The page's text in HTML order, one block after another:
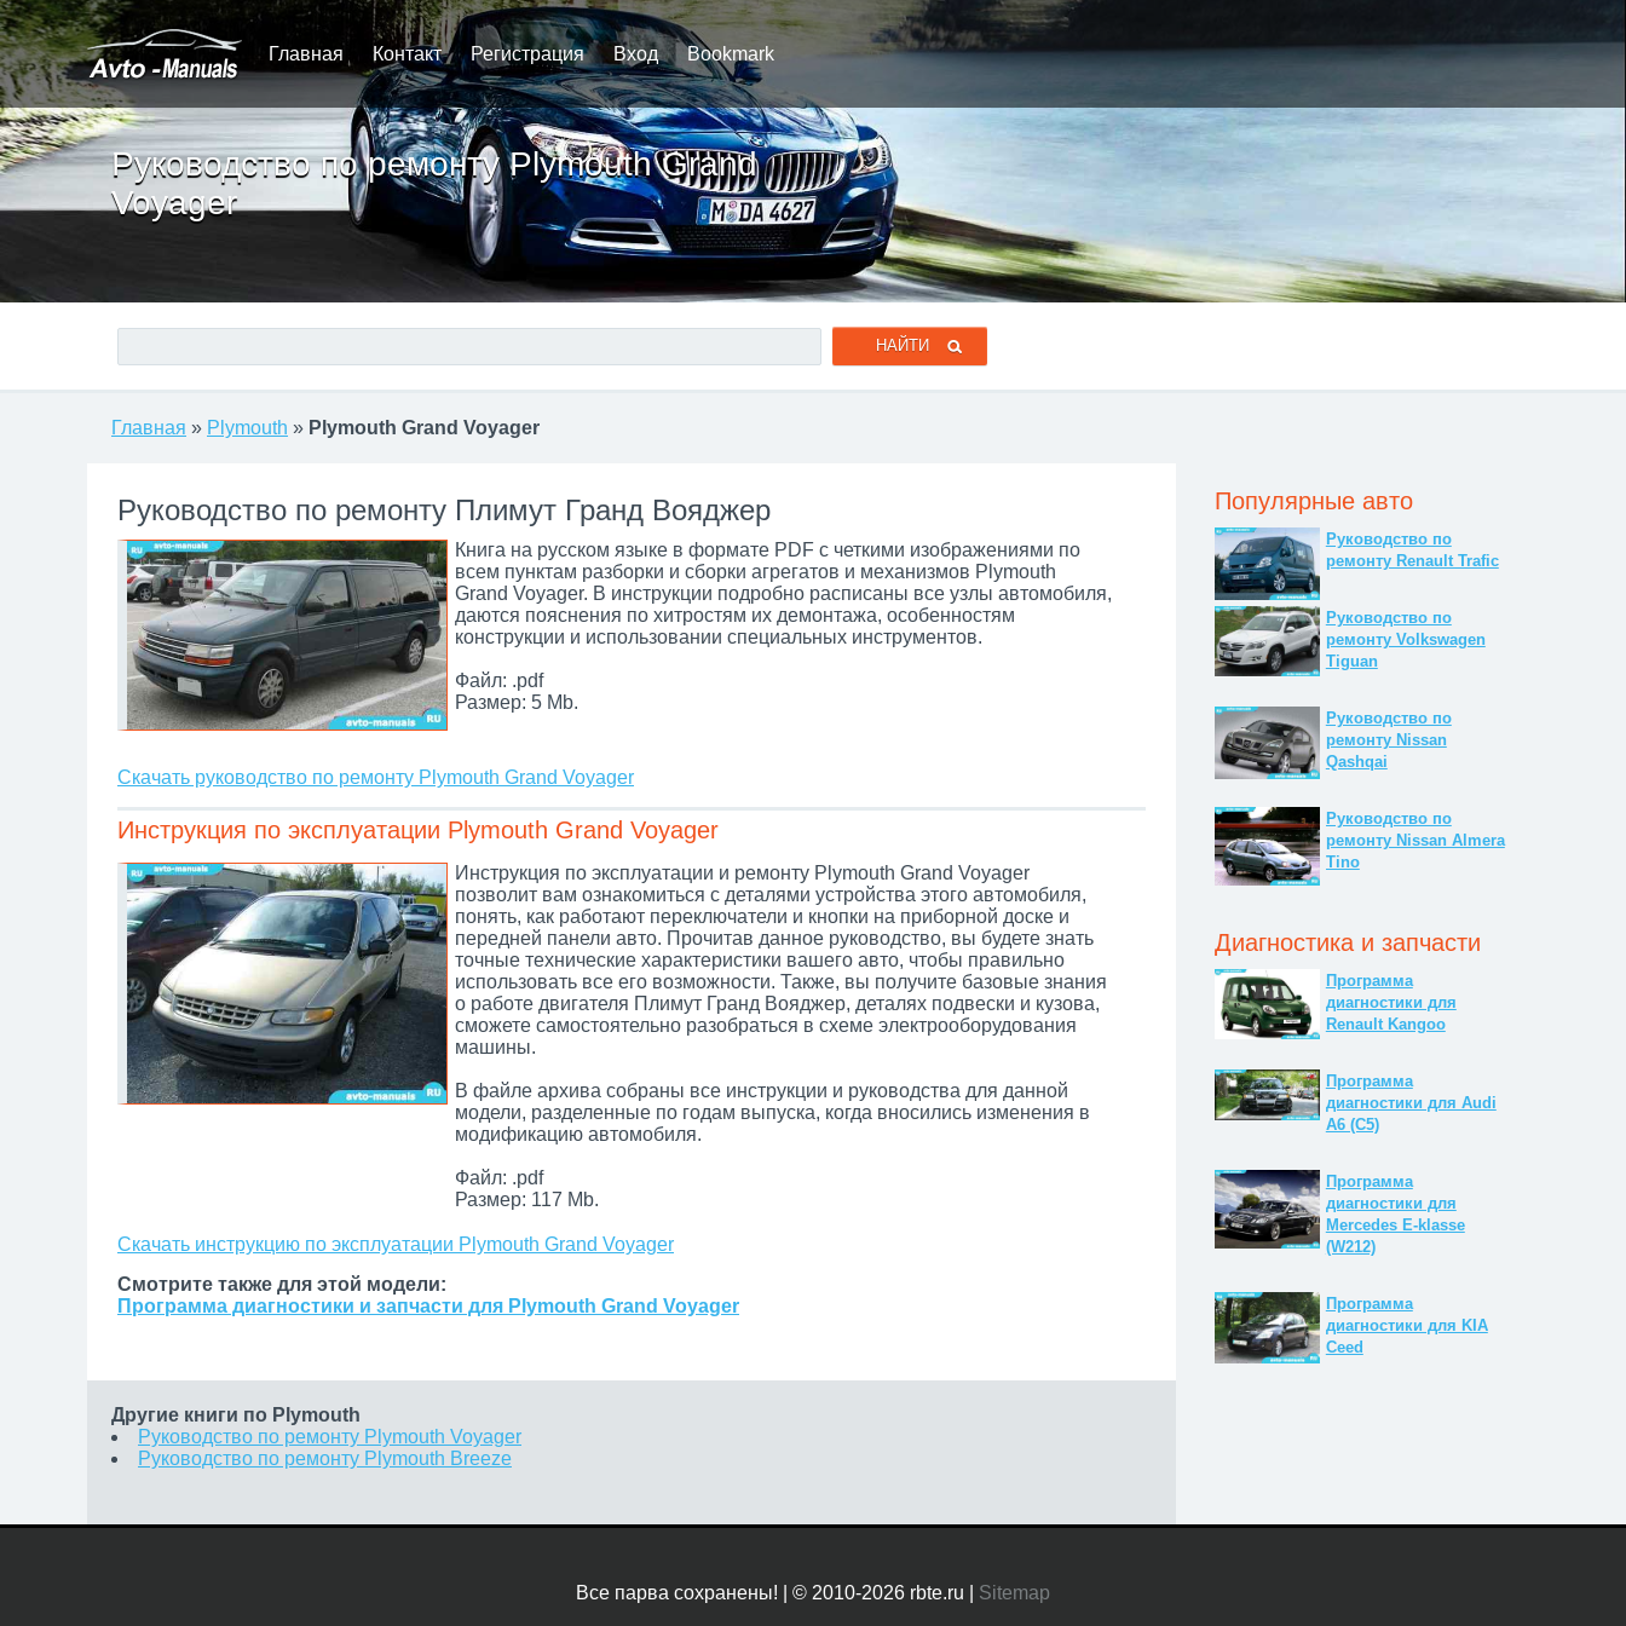
Главная Контакт Регистрация Вход Bookmark
Руководство по ремонту Plymouth Grand
Voyager
Главная » Plymouth » Plymouth Grand Voyager
Руководство по ремонту Плимут Гранд Вояджер
Книга на русском языке в формате PDF с четкими изображениями по
всем пунктам разборки и сборки агрегатов и механизмов Plymouth
Grand Voyager. В инструкции подробно расписаны все узлы автомобиля,
даются пояснения по хитростям их демонтажа, особенностям
конструкции и использовании специальных инструментов.
Файл: .pdf
Размер: 5 Mb.
Скачать руководство по ремонту Plymouth Grand Voyager
Инструкция по эксплуатации Plymouth Grand Voyager
Инструкция по эксплуатации и ремонту Plymouth Grand Voyager
позволит вам ознакомиться с деталями устройства этого автомобиля,
понять, как работают переключатели и кнопки на приборной доске и
передней панели авто. Прочитав данное руководство, вы будете знать
точные технические характеристики вашего авто, чтобы правильно
использовать все его возможности. Также, вы получите базовые знания
о работе двигателя Плимут Гранд Вояджер, деталях подвески и кузова,
сможете самостоятельно разобраться в схеме электрооборудования
машины.
В файле архива собраны все инструкции и руководства для данной
модели, разделенные по годам выпуска, когда вносились изменения в
модификацию автомобиля.
Файл: .pdf
Размер: 117 Mb.
Скачать инструкцию по эксплуатации Plymouth Grand Voyager
Смотрите также для этой модели:
Программа диагностики и запчасти для Plymouth Grand Voyager
Другие книги по Plymouth
Руководство по ремонту Plymouth Voyager
Руководство по ремонту Plymouth Breeze
Популярные авто
Руководство по
ремонту Renault Trafic
Руководство по
ремонту Volkswagen
Tiguan
Руководство по
ремонту Nissan
Qashqai
Руководство по
ремонту Nissan Almera
Tino
Диагностика и запчасти
Программа
диагностики для
Renault Kangoo
Программа
диагностики для Audi
A6 (C5)
Программа
диагностики для
Mercedes E-klasse
(W212)
Программа
диагностики для KIA
Ceed
Все парва сохранены! | © 2010-2026 rbte.ru | Sitemap